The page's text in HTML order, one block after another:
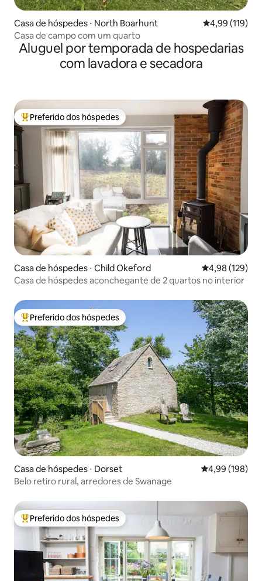
Casa de hóspedes ⋅ North Boarhunt 4,99 de uma
4,99 (119)
Casa de campo com um quarto
Aluguel por temporada de hospedarias
com lavadora e secadora
Entre os melhores preferidos dos hóspedes
Preferido dos hóspedes
Casa de hóspedes ⋅ Child Okeford 4,98 de uma
4,98 (129)
Casa de hóspedes aconchegante de 2 quartos no interior
Entre os melhores preferidos dos hóspedes
Preferido dos hóspedes
Casa de hóspedes ⋅ Dorset 4,99 de uma
4,99 (198)
Belo retiro rural, arredores de Swanage
Entre os melhores preferidos dos hóspedes
Preferido dos hóspedes